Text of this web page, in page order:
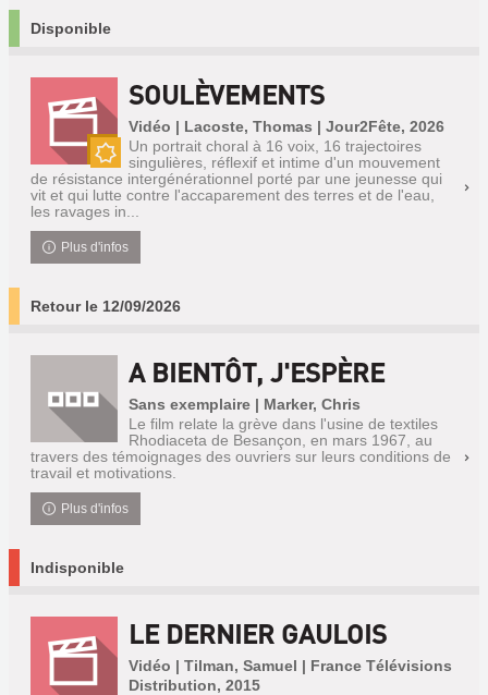
Disponible
Nouveauté
SOULÈVEMENTS
Vidéo | Lacoste, Thomas | Jour2Fête, 2026
Un portrait choral à 16 voix, 16 trajectoires
singulières, réflexif et intime d'un mouvement
de résistance intergénérationnel porté par une jeunesse qui
vit et qui lutte contre l'accaparement des terres et de l'eau,
les ravages in...
Plus d'infos
Retour le 12/09/2026
A BIENTÔT, J'ESPÈRE
Sans exemplaire | Marker, Chris
Le film relate la grève dans l'usine de textiles
Rhodiaceta de Besançon, en mars 1967, au
travers des témoignages des ouvriers sur leurs conditions de
travail et motivations.
Plus d'infos
Indisponible
LE DERNIER GAULOIS
Vidéo | Tilman, Samuel | France Télévisions
Distribution, 2015